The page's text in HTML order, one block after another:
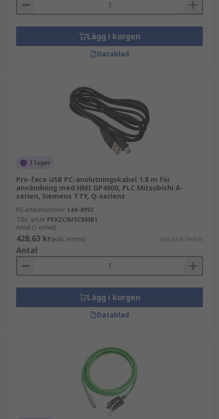
Lägg i korgen
Datablad
I lager
Pro-face USB PC-anslutningskabel 1.8 m för
användning med HMI GP4000, PLC Mitsubishi A-
serien, Siemens TTY, Q-seriens
RS-artikelnummer 144-4992
Tillv. art.nr PFXZC9USCBMB1
Antal (1 enhet)
428,63 kr(exkl. moms) 428,63 kr/enhet
Antal
Lägg i korgen
Datablad